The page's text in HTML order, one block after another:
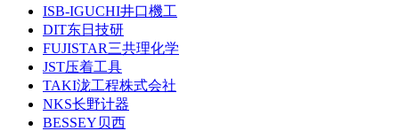
ISB-IGUCHI井口機工
DIT东日技研
FUJISTAR三共理化学
JST压着工具
TAKI泷工程株式会社
NKS长野计器
BESSEY贝西